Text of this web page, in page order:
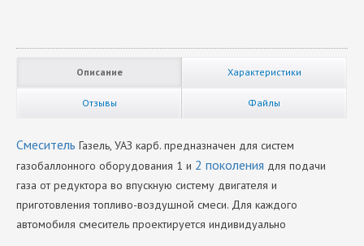
Описание Характеристики
Отзывы Файлы
Смеситель Газель, УАЗ карб. предназначен для систем
газобаллонного оборудования 1 и 2 поколения для подачи
газа от редуктора во впускную систему двигателя и
приготовления топливо-воздушной смеси. Для каждого
автомобиля смеситель проектируется индивидуально